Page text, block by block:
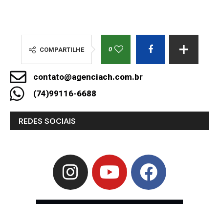
COMPARTILHE 0
contato@agenciach.com.br
(74)99116-6688
REDES SOCIAIS